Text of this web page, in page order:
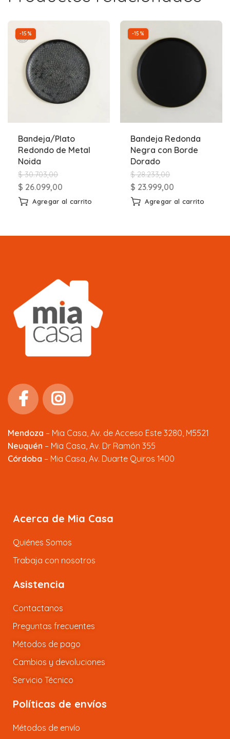
-15%
Bandeja/Plato
Redondo de Metal
Noida
$30.703,00
$ 26.099,00
Agregar al carrito
-15%
Bandeja Redonda
Negra con Borde
Dorado
$28.233,00
$ 23.999,00
Agregar al carrito
Mendoza – Mia Casa, Av. de Acceso Este 3280, M5521
Neuquén – Mia Casa, Av. Dr Ramón 355
Córdoba – Mia Casa, Av. Duarte Quiros 1400
Acerca de Mia Casa
Quiénes Somos
Trabaja con nosotros
Asistencia
Contactanos
Preguntas frecuentes
Métodos de pago
Cambios y devoluciones
Servicio Técnico
Políticas de envíos
Métodos de envío